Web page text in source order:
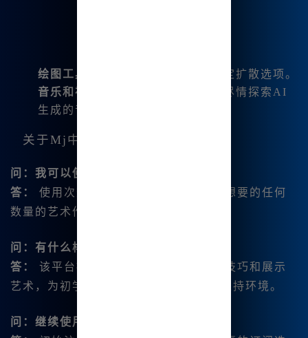
绘图工具
：尝试各种风格，包括稳定扩散选项。
音乐和视频生成器
：在众多流派中尽情探索AI
生成的音乐。
关于Mj中文绘画的常见问题
问：我可以使用Mj中文绘画多少次？
答：
使用次数没有限制！你可以创建你想要的任何
数量的艺术作品。
问：有什么样的社区支持可用？
答：
该平台提供广泛的用户社区，分享技巧和展示
艺术，为初学者和有经验的艺术家提供支持环境。
问：继续使用是否需要费用？